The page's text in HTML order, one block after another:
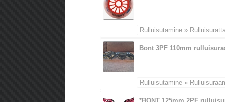
Rulluisutamine »
Rulluisutamine »
Bont 3PF 110mm